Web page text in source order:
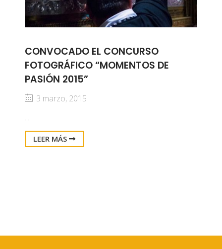
CONVOCADO EL CONCURSO
FOTOGRÁFICO “MOMENTOS DE
PASIÓN 2015”
3 marzo, 2015
...
LEER MÁS